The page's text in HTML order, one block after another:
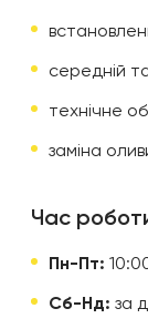
середній
технічне
заміна
Час
Пн-Пт:
Сб-Нд: за